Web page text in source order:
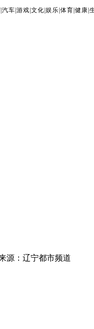
| 汽车 游戏 文化 娱乐 体育 健康
源：辽宁都市频道